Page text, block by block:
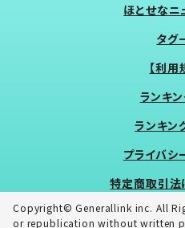
ほとせなニ
タグ
【利用
ランキ
ランキン
プライバシ
特定商取引法
Copyright© Generallink inc. All
or republication without written